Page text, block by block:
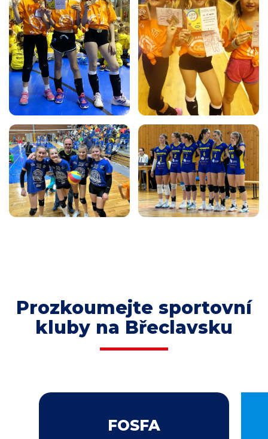
Prozkoumejte sportovní
kluby na Břeclavsku
FOSFA